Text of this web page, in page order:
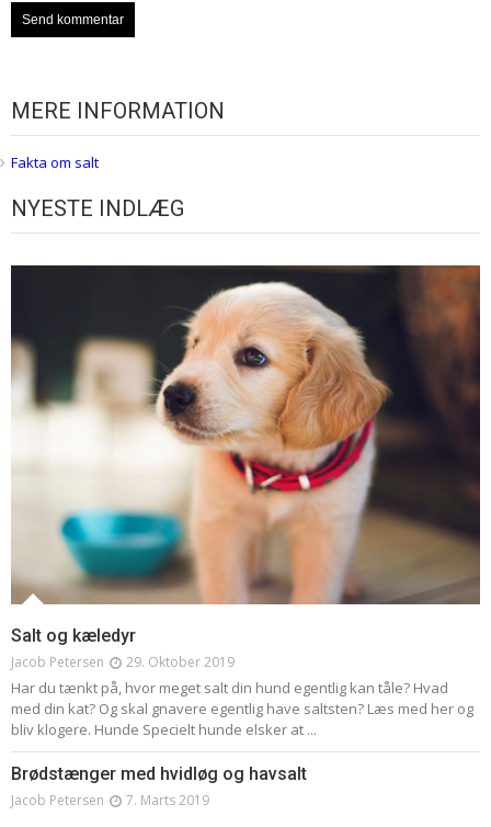
MERE INFORMATION
Fakta om salt
NYESTE INDLÆG
Salt og kæledyr
Jacob Petersen 29. Oktober 2019
Har du tænkt på, hvor meget salt din hund egentlig kan tåle? Hvad
med din kat? Og skal gnavere egentlig have saltsten? Læs med her og
bliv klogere. Hunde Specielt hunde elsker at ...
Brødstænger med hvidløg og havsalt
Jacob Petersen 7. Marts 2019